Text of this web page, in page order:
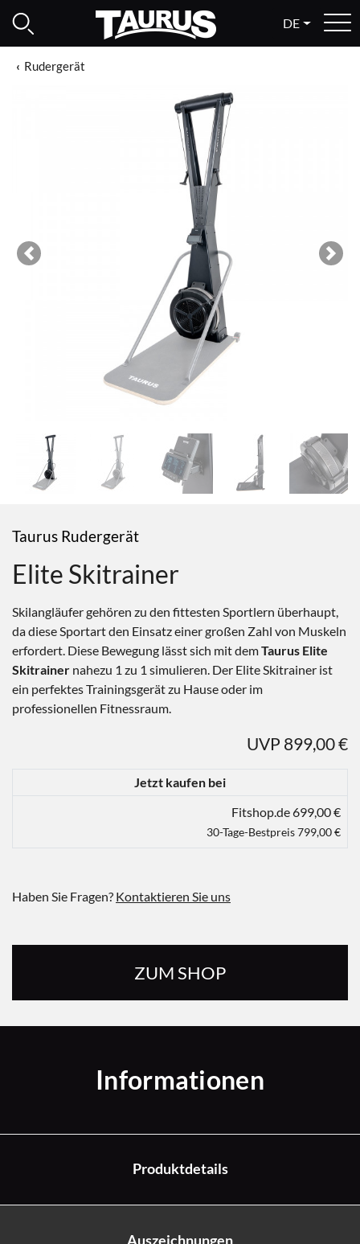
DE
Rudergerät
Previous Next
Taurus Rudergerät
Elite Skitrainer
Skilangläufer gehören zu den fittesten Sportlern überhaupt,
da diese Sportart den Einsatz einer großen Zahl von Muskeln
erfordert. Diese Bewegung lässt sich mit demTaurus Elite
Skitrainer nahezu 1 zu 1 simulieren. Der Elite Skitrainer ist
ein perfektes Trainingsgerät zu Hause oder im
professionellen Fitnessraum.
UVP 899,00 €
Jetzt kaufen bei
Fitshop.de 699,00 €
30-Tage-Bestpreis 799,00 €
Haben Sie Fragen? Kontaktieren Sie uns
ZUM SHOP
Informationen
Produktdetails
Auszeichnungen